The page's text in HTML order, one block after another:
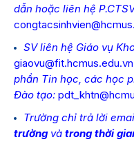
dẫn hoặc liên hệ
SV liên hệ Giáo vụ
giaovu@fit.hcmus.edu.vn
phần Tin học, các học
Đào tạo:
Trường chỉ trả lời
trườngvà trong thời